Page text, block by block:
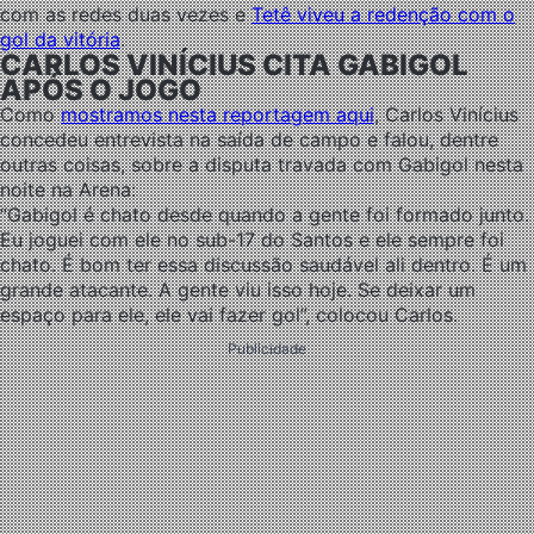
com as redes duas vezes eTetê viveu a redenção com o
gol da vitória.
CARLOS VINÍCIUS CITA GABIGOL
APÓS O JOGO
Comomostramos nesta reportagem aqui, Carlos Vinícius
concedeu entrevista na saída de campo e falou, dentre
outras coisas, sobre a disputa travada com Gabigol nesta
noite na Arena:
“Gabigol é chato desde quando a gente foi formado junto.
Eu joguei com ele no sub-17 do Santos e ele sempre foi
chato. É bom ter essa discussão saudável ali dentro. É um
grande atacante. A gente viu isso hoje. Se deixar um
espaço para ele, ele vai fazer gol”, colocou Carlos.
Publicidade